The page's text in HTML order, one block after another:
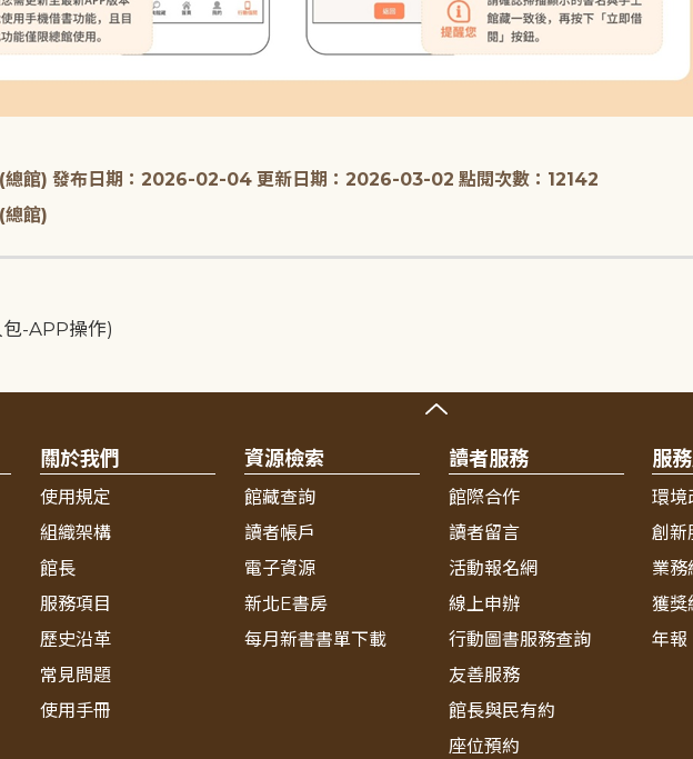
總館) 發布日期：2026-02-04 更新日期：2026-03-02 點閱次數：12142
總館)
-APP操作)
關於我們
使用規定
組織架構
館長
服務項目
歷史沿革
常見問題
使用手冊
資源檢索
館藏查詢
讀者帳戶
電子資源
新北E書房
每月新書書單下載
讀者服務
館際合作
讀者留言
活動報名網
線上申辦
行動圖書服務查詢
友善服務
館長與民有約
座位預約
服
環境
創新
業務
獲獎
年報